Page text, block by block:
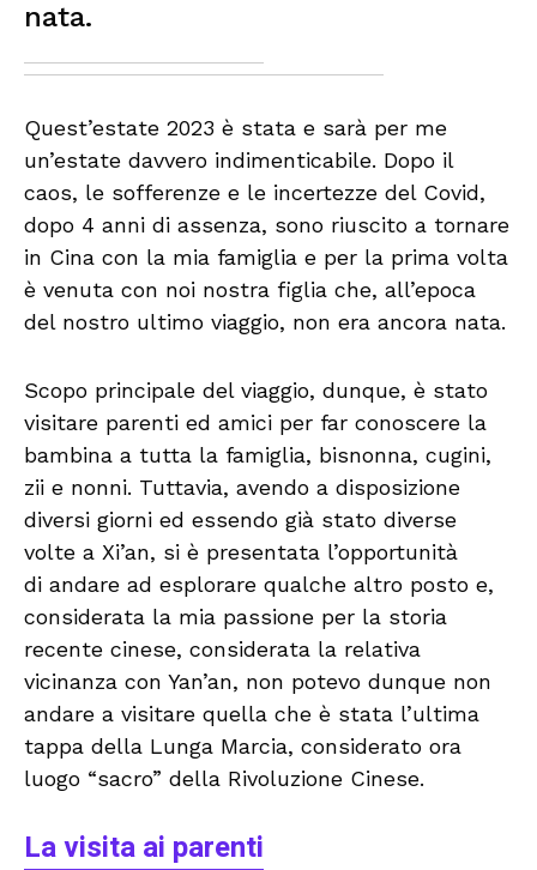
nata.
Quest’estate 2023 è stata e sarà per me
un’estate davvero indimenticabile. Dopo il
caos, le sofferenze e le incertezze del Covid,
dopo 4 anni di assenza, sono riuscito a tornare
in Cina con la mia famiglia e per la prima volta
è venuta con noi nostra figlia che, all’epoca
del nostro ultimo viaggio, non era ancora nata.
Scopo principale del viaggio, dunque, è stato
visitare parenti ed amici per far conoscere la
bambina a tutta la famiglia, bisnonna, cugini,
zii e nonni. Tuttavia, avendo a disposizione
diversi giorni ed essendo già stato diverse
volte a Xi’an, si è presentata l’opportunità
di andare ad esplorare qualche altro posto e,
considerata la mia passione per la storia
recente cinese, considerata la relativa
vicinanza con Yan’an, non potevo dunque non
andare a visitare quella che è stata l’ultima
tappa della Lunga Marcia, considerato ora
luogo “sacro” della Rivoluzione Cinese.
La visita ai parenti